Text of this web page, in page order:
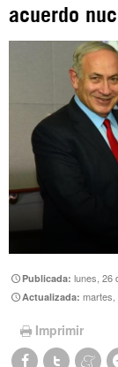
acuerdo
Publicada:lunes, 26
Actualizada:martes,
Imprimir